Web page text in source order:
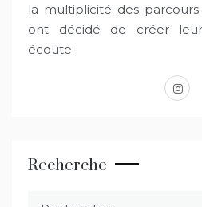
la multiplicité des
ont décidé de créer
écoute
Recherche